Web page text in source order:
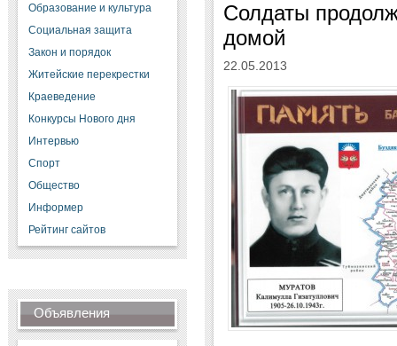
Образование и культура
Социальная защита
Закон и порядок
Житейские перекрестки
Краеведение
Конкурсы Нового дня
Интервью
Спорт
Общество
Информер
Рейтинг сайтов
Объявления
Солдаты
домой
22.05.2013